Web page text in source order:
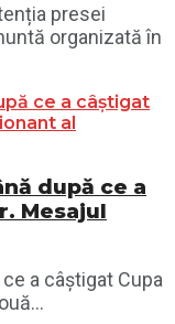
presei
organizată în
după ce a
Mesajul
a câștigat Cupa